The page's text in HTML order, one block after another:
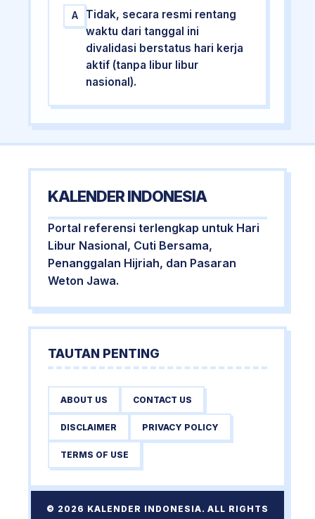
A
Tidak, secara resmi rentang
waktu dari tanggal ini
divalidasi berstatus hari kerja
aktif (tanpa libur libur
nasional).
KALENDER INDONESIA
Portal referensi terlengkap untuk Hari
Libur Nasional, Cuti Bersama,
Penanggalan Hijriah, dan Pasaran
Weton Jawa.
TAUTAN PENTING
ABOUT US CONTACT US
DISCLAIMER PRIVACY POLICY
TERMS OF USE
© 2026 KALENDER INDONESIA. ALL RIGHTS